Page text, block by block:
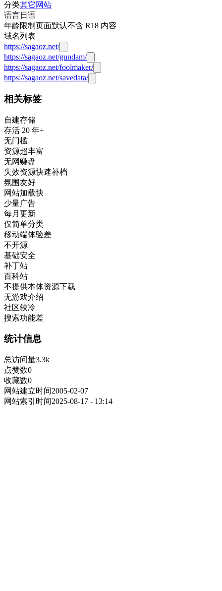
分类其它网站
语言日语
年龄限制 页面默认不含 R18 内容
域名列表
https://sagaoz.net/
https://sagaoz.net/gundam/
https://sagaoz.net/foolmaker/
https://sagaoz.net/savedata/
相关标签
自建存储
存活 20 年+
无门槛
资源超丰富
无网赚盘
失效资源快速补档
氛围友好
网站加载快
少量广告
每月更新
仅简单分类
移动端体验差
不开源
基础安全
补丁站
百科站
不提供本体资源下载
无游戏介绍
社区较冷
搜索功能差
统计信息
总访问量3.3k
点赞数0
收藏数0
网站建立时间2005-02-07
网站索引时间2025-08-17 - 13:14